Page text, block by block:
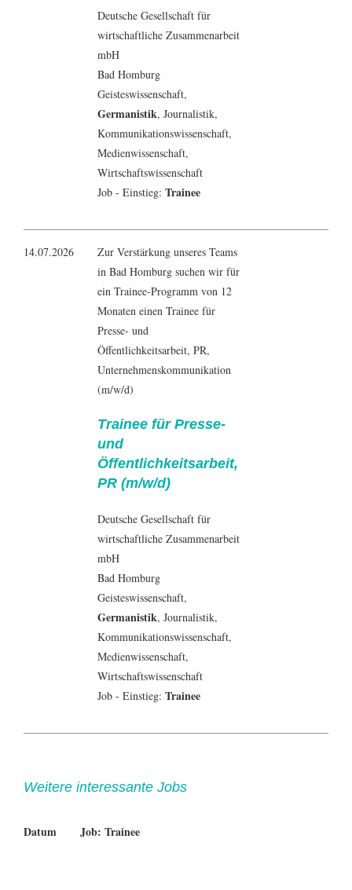
Deutsche Gesellschaft für
wirtschaftliche Zusammenarbeit
mbH
Bad Homburg
Geisteswissenschaft,
Germanistik, Journalistik,
Kommunikationswissenschaft,
Medienwissenschaft,
Wirtschaftswissenschaft
Job - Einstieg: Trainee
14.07.2026
Zur Verstärkung unseres Teams
in Bad Homburg suchen wir für
ein Trainee-Programm von 12
Monaten einen Trainee für
Presse- und
Öffentlichkeitsarbeit, PR,
Unternehmenskommunikation
(m/w/d)
Trainee für Presse-
und
Öffentlichkeitsarbeit,
PR (m/w/d)
Deutsche Gesellschaft für
wirtschaftliche Zusammenarbeit
mbH
Bad Homburg
Geisteswissenschaft,
Germanistik, Journalistik,
Kommunikationswissenschaft,
Medienwissenschaft,
Wirtschaftswissenschaft
Job - Einstieg: Trainee
Weitere interessante Jobs
Datum Job: Trainee